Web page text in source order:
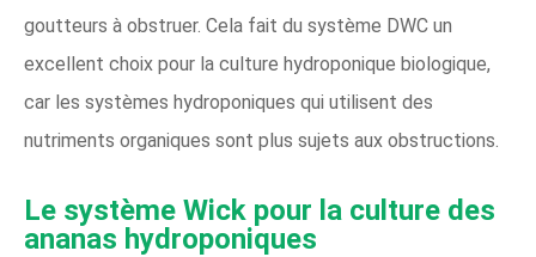
goutteurs à obstruer. Cela fait du système DWC un
excellent choix pour la culture hydroponique biologique,
car les systèmes hydroponiques qui utilisent des
nutriments organiques sont plus sujets aux obstructions.
Le système Wick pour la culture des
ananas hydroponiques